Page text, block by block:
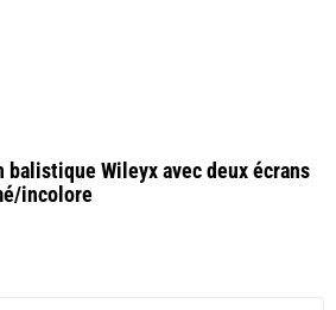
balistique Wileyx avec deux écrans
incolore